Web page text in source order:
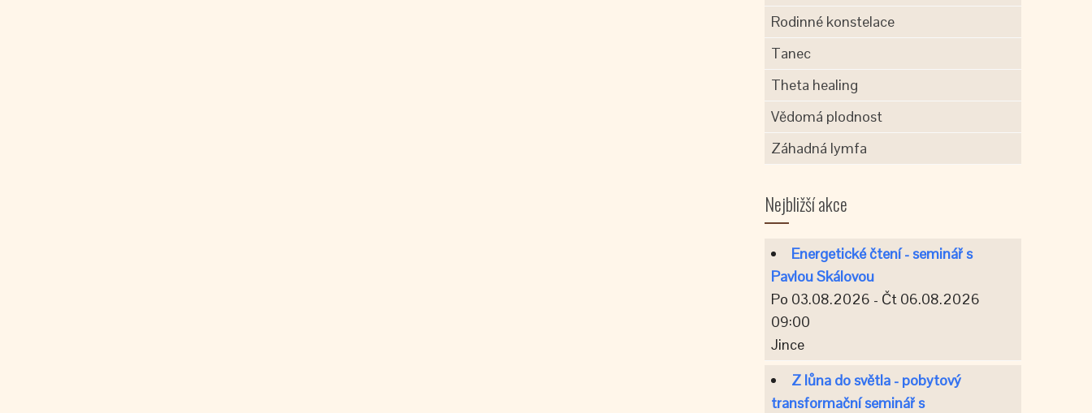
Rodinné konstelace
Tanec
Theta healing
Vědomá plodnost
Záhadná lymfa
Nejbližší akce
Energetické čtení - seminář s
Pavlou Skálovou
Po 03.08.2026 - Čt 06.08.2026
09:00
Jince
Z lůna do světla - pobytový
transformační seminář s